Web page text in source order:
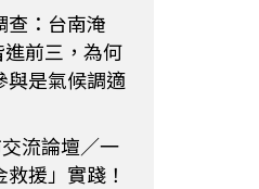
查：台南淹
前三，為何
與是氣候調適
流論壇／一
援」實踐！